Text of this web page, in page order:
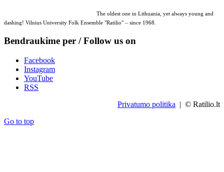
The oldest one in Lithuania, yet always young and
dashing! Vilnius University Folk Ensemble "Ratilio" – since 1968.
Bendraukime per / Follow us on
Facebook
Instagram
YouTube
RSS
Privatumo politika | © Ratilio.lt
Go to top